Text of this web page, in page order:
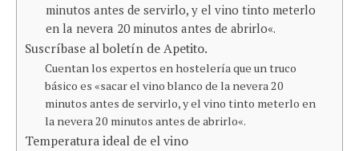
minutos antes de servirlo, y el vino tinto meterlo
en la nevera 20 minutos antes de abrirlo«.
Suscríbase al boletín de Apetito.
Cuentan los expertos en hostelería que un truco
básico es «sacar el vino blanco de la nevera 20
minutos antes de servirlo, y el vino tinto meterlo en
la nevera 20 minutos antes de abrirlo«.
Temperatura ideal de el vino